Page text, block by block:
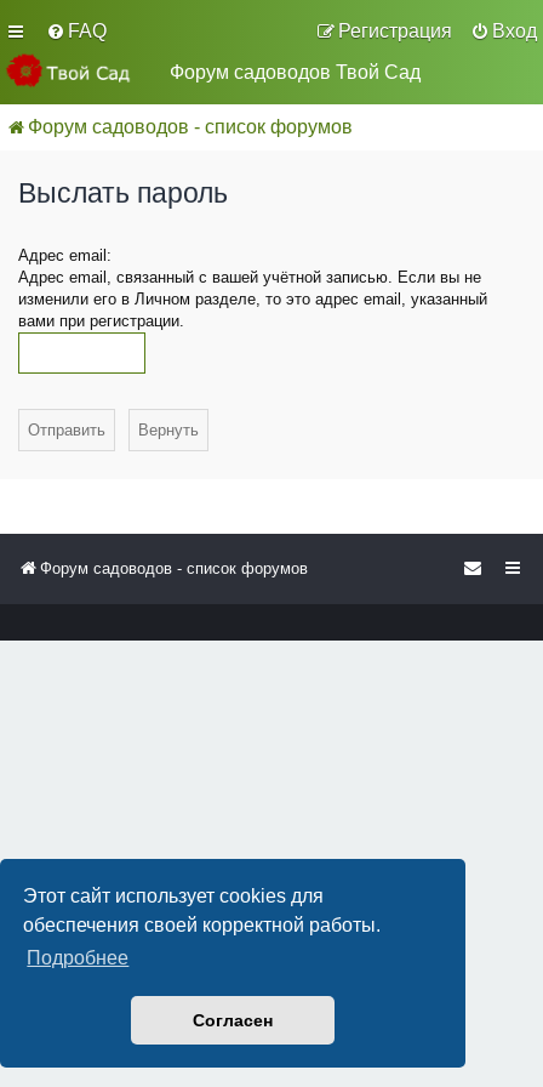
Этот сайт использует cookies для
обеспечения своей корректной работы.
Подробнее
Согласен
FAQ Вход
Регистрация
Форум садоводов Твой Сад
Форум садоводов - список форумов
Выслать пароль
Адрес email:
Адрес email, связанный с вашей учётной записью. Если вы не
изменили его в Личном разделе, то это адрес email, указанный
вами при регистрации.
Форум садоводов - список форумов